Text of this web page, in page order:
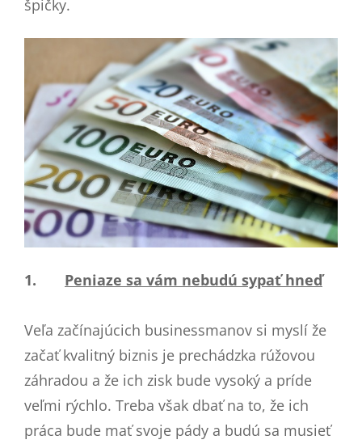
špičky.
1. Peniaze sa vám nebudú sypať hneď
Veľa začínajúcich businessmanov si myslí že
začať kvalitný biznis je prechádzka rúžovou
záhradou a že ich zisk bude vysoký a príde
veľmi rýchlo. Treba však dbať na to, že ich
práca bude mať svoje pády a budú sa musieť